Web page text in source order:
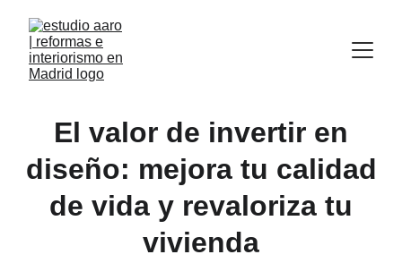
El valor de invertir en
diseño: mejora tu calidad
de vida y revaloriza tu
vivienda